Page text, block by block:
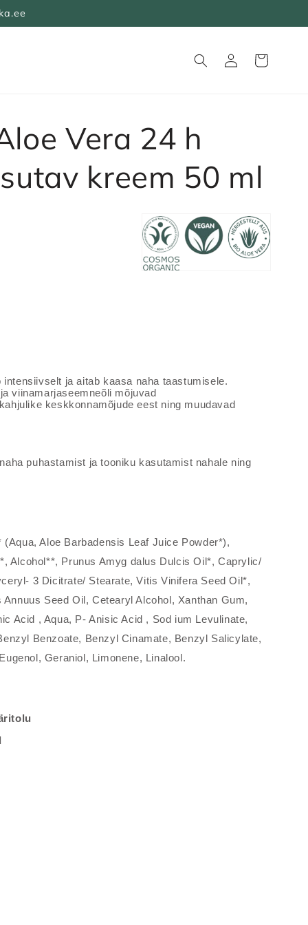
sisse
Ostukorv
Vera 24 h
kreem 50 ml
Creme
ja aitab kaasa naha taastumisele.
viinamarjaseemneõli mõjuvad
keskkonnamõjude eest ning muudavad
puhastamist ja tooniku kasutamist nahale ning
Aloe Barbadensis Leaf Juice Powder*),
Alcohol**, Prunus Amyg dalus Dulcis Oil*, Caprylic/
3 Dicitrate/ Stearate, Vitis Vinifera Seed Oil*,
Annuus Seed Oil, CetearylAlcohol, Xanthan Gum,
Acid , Aqua, P- Anisic Acid , Sod ium Levulinate,
Benzoate, Benzyl Cinamate, Benzyl Salicylate,
Eugenol, Geraniol, Limonene, Linalool.